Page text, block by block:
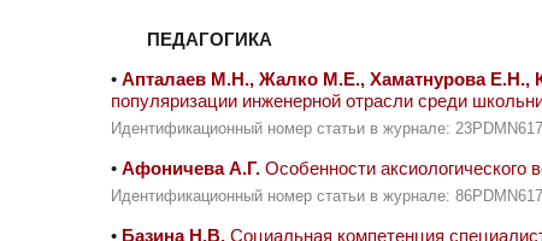
ПЕДАГОГИКА
• Апталаев М.Н., Жалко М.Е., Хаматнурова Е.Н.,
популяризации инженерной отрасли среди
Идентификационный номер статьи в журнале: 23PDMN617
• Афоничева А.Г. Особенности аксиологического
Идентификационный номер статьи в журнале: 86PDMN617
• Базина Н.В. Социальная компетенция